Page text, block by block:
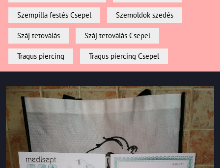
Szempilla festés Csepel Szemöldök szedés
Száj tetoválás Száj tetoválás Csepel
Tragus piercing Tragus piercing Csepel